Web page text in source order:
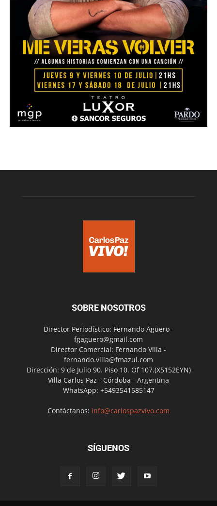
SOBRE NOSOTROS
Director Periodístico: Fernando Agüero -
fgaguero@gmail.com
Director Comercial: Fernando Villa -
fernando.villa@fmazul.com
Dirección: 9 de Julio 90. Piso 10. Of 107.(X5152EYN)
Villa Carlos Paz - Córdoba - Argentina
WhatsApp: +5493541585147
Contáctanos: info@carlospazvivo.com
SÍGUENOS